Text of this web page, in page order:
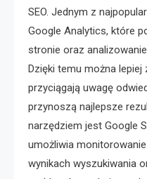
SEO. Jednym z
Google Analytics, które
stronie oraz
Dzięki temu można
przyciągają uwagę
przynoszą najlepsze
narzędziem jest Google
umożliwia
wynikach wyszukiwania